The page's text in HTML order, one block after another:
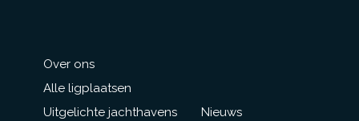
Over ons
Alle ligplaatsen
Uitgelichte jachthavens
Nieuws